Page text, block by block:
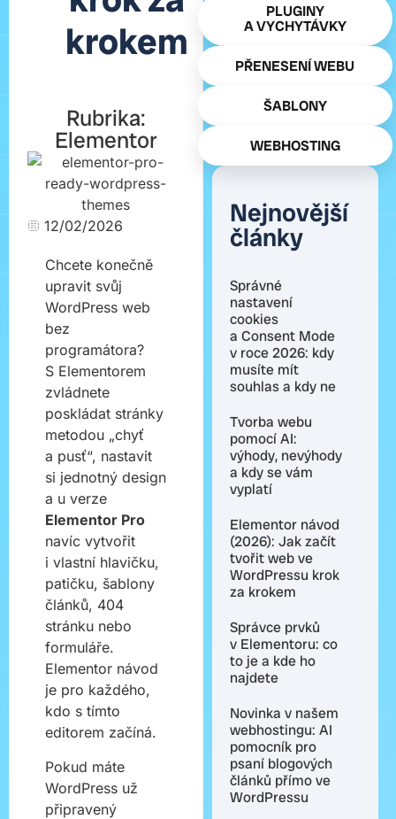
PLUGINY
A VYCHYTÁVKY
PŘENESENÍ WEBU
ŠABLONY
WEBHOSTING
Nejnovější
články
Správné
nastavení
cookies
a Consent Mode
v roce 2026: kdy
musíte mít
souhlas a kdy ne
Tvorba webu
pomocí AI:
výhody, nevýhody
a kdy se vám
vyplatí
Elementor návod
(2026): Jak začít
tvořit web ve
WordPressu krok
za krokem
Správce prvků
v Elementoru: co
to je a kde ho
najdete
Novinka v našem
webhostingu: AI
pomocník pro
psaní blogových
článků přímo ve
WordPressu
krokem
Rubrika:
Elementor
12/02/2026
Chcete konečně
upravit svůj
WordPress web
bez
programátora?
S Elementorem
zvládnete
poskládat stránky
metodou „chyť
a pusť“, nastavit
si jednotný design
a u verze
Elementor Pro
navíc vytvořit
i vlastní hlavičku,
patičku, šablony
článků, 404
stránku nebo
formuláře.
Elementor návod
je pro každého,
kdo s tímto
editorem začíná.
Pokud máte
WordPress už
připravený